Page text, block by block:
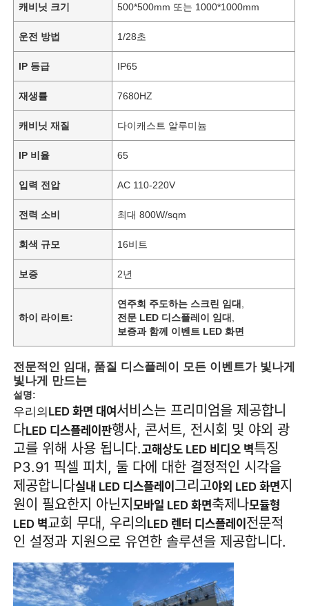
홈
캐비닛 크기 500*500mm 또는 1000*1000mm
운전 방법 1/28초
IP 등급 IP65
재생률 7680HZ
캐비닛 재질 다이캐스트 알루미늄
IP 비율 65
입력 전압 AC 110-220V
전력 소비 최대 800W/sqm
회색 규모 16비트
보증 2년
하이 라이트:
연주회 주도하는 스크린 임대
전문 LED 디스플레이 임대
보증과 함께 이벤트 LED 화면
전문적인 임대, 품질 디스플레이 모든 이벤트가 빛나게
빛나게 만드는
설명:
우리의 LED 화면 대여 서비스는 프리미엄을 제공합니
다LED 디스플레이판행사, 콘서트, 전시회 및 야외 광
고를 위해 사용 됩니다.고해상도 LED 비디오 벽특징
P3.91 픽셀 피치, 둘 다에 대한 결정적인 시각을
제공합니다실내 LED 디스플레이 그리고야외 LED 화면지
원이 필요한지 아닌지모바일 LED 화면축제나모듈형
LED 벽교회 무대, 우리의 LED 렌터 디스플레이 전문적
인 설정과 지원으로 유연한 솔루션을 제공합니다.